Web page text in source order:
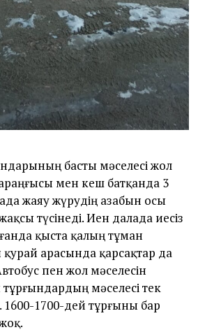
басты мәселесі жол
мен кеш батқанда 3
жаяу жүрудің азабын осы
түсінеді. Иен далада иесіз
қыста қалың тұман
арасында қарсақтар да
пен жол мәселесін
мәселесі тек
1700-дей тұрғыны бар